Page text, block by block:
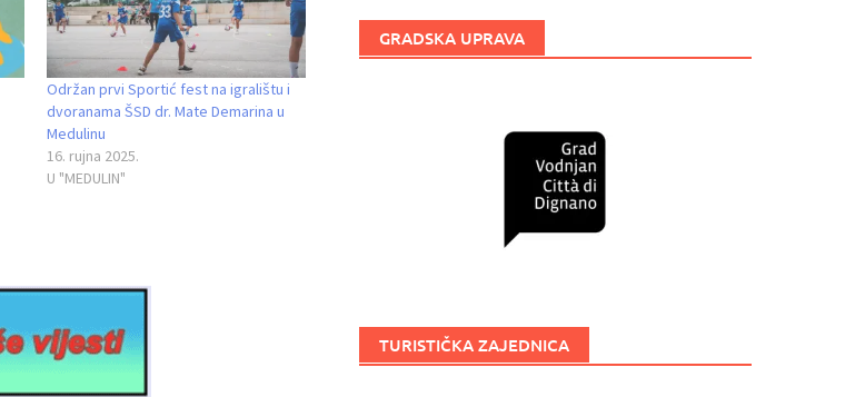
Održan prvi Sportić fest na igralištu i
dvoranama ŠSD dr. Mate Demarina u
Medulinu
16. rujna 2025.
U "MEDULIN"
GRADSKA UPRAVA
TURISTIČKA ZAJEDNICA